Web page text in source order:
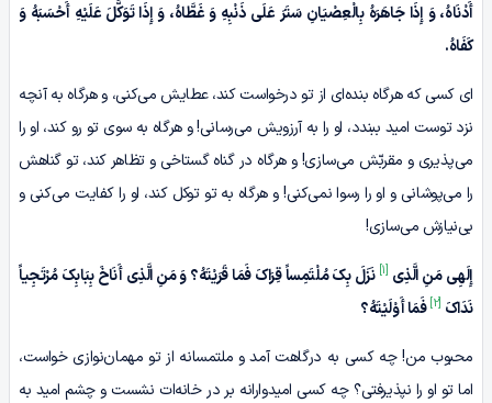
أَدْنَاهُ، وَ إِذَا جَاهَرَهُ بِالْعِصْیَانِ سَتَرَ عَلَى ذَنْبِهِ وَ غَطَّاهُ، وَ إِذَا تَوَکَّلَ عَلَیْهِ أَحْسَبَهُ وَ
کَفَاهُ.
ای کسی که هرگاه بنده‌ای از تو درخواست کند، عطایش می‌کنی، و هرگاه به آنچه
نزد توست امید ببندد، او را به آرزویش می‌رسانی! و هرگاه به سوی تو رو کند، او را
می‌پذیری و مقربّش می‌سازی! و هرگاه در گناه گستاخی و تظاهر کند، تو گناهش
را می‌پوشانی و او را رسوا نمی‌کنی! و هرگاه به تو توکل کند، او را کفایت می‌کنی و
بی‌نیازش می‌سازی!
إِلَهِی مَنِ الَّذِی [1] نَزَلَ بِکَ مُلْتَمِساً قِرَاکَ فَمَا قَرَیْتَهُ؟ وَ مَنِ‏ الَّذِی أَنَاخَ بِبَابِکَ مُرْتَجِیاً
نَدَاکَ [2] فَمَا أَوْلَیْتَهُ؟
محبوب من! چه کسی به درگاهت آمد و ملتمسانه از تو مهمان‌نوازی خواست،
اما تو او را نپذیرفتی؟ چه کسی امیدوارانه بر در خانه‌ات نشست و چشم امید به